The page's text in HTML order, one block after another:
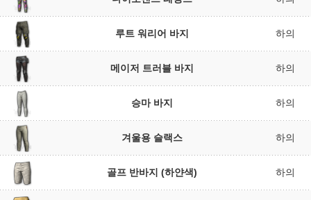
루트 워리어 바지 하의
메이저 트러블 바지 하의
승마 바지 하의
겨울용 슬랙스 하의
골프 반바지 (하얀색) 하의